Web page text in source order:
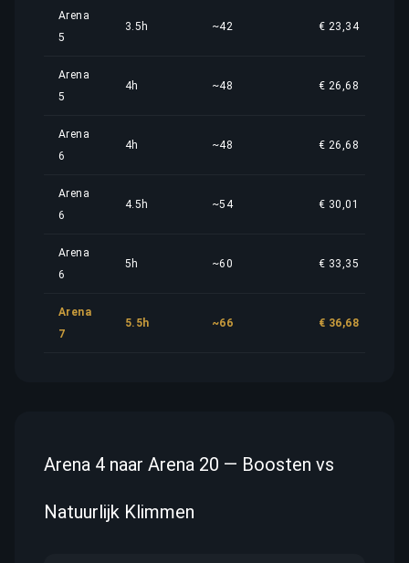
Arena
5
3.5h ~42 € 23,34
Arena
5
4h ~48 € 26,68
Arena
6
4h ~48 € 26,68
Arena
6
4.5h ~54 € 30,01
Arena
6
5h ~60 € 33,35
Arena
7
5.5h ~66 € 36,68
Arena 4 naar Arena 20 — Boosten vs
Natuurlijk Klimmen